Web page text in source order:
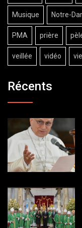
Musique Notre-
PMA prière
veillée vidéo vie
Récents